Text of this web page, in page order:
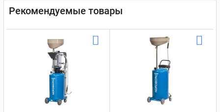
Рекомендуемые товары